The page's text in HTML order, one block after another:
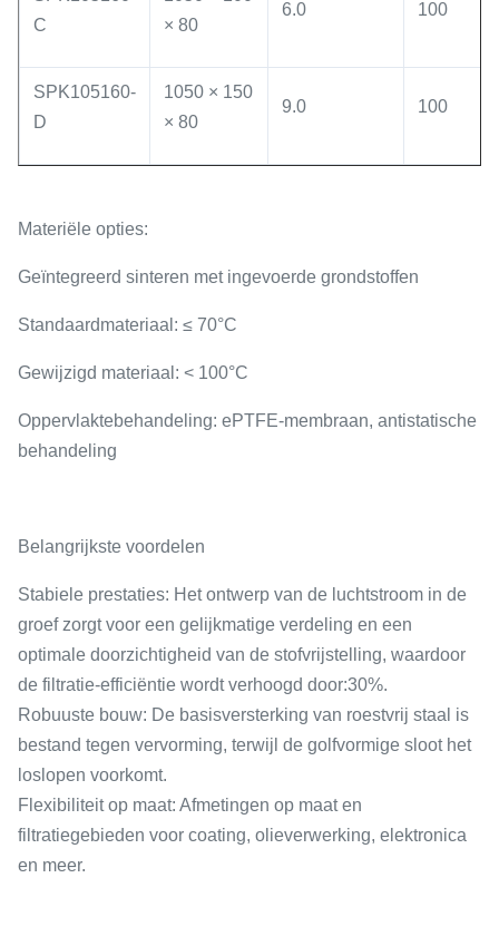
C
× 80
6.0 100
SPK105160-
D
1050 × 150
× 80
9.0 100
Materiële opties:
Geïntegreerd sinteren met ingevoerde grondstoffen
Standaardmateriaal : ≤ 70°C
Gewijzigd materiaal : < 100°C
Oppervlaktebehandeling: ePTFE-membraan, antistatische
behandeling
Belangrijkste voordelen
Stabiele prestaties: Het ontwerp van de luchtstroom in de
groef zorgt voor een gelijkmatige verdeling en een
optimale doorzichtigheid van de stofvrijstelling, waardoor
de filtratie-efficiëntie wordt verhoogd door:30%.
Robuuste bouw: De basisversterking van roestvrij staal is
bestand tegen vervorming, terwijl de golfvormige sloot het
loslopen voorkomt.
Flexibiliteit op maat: Afmetingen op maat en
filtratiegebieden voor coating, olieverwerking, elektronica
en meer.